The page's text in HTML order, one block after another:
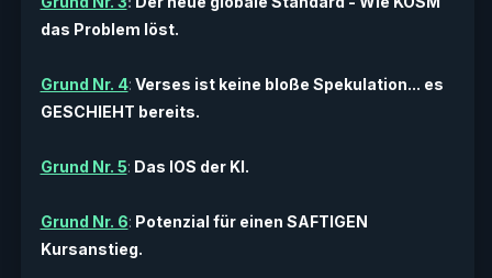
das Problem löst.
Grund Nr. 4: Verses ist keine bloße Spekulation... es
GESCHIEHT bereits.
Grund Nr. 5: Das IOS der KI.
Grund Nr. 6: Potenzial für einen SAFTIGEN
Kursanstieg.